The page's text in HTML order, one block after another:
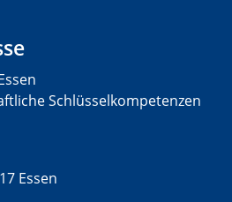
Schlüsselkompetenzen
Essen